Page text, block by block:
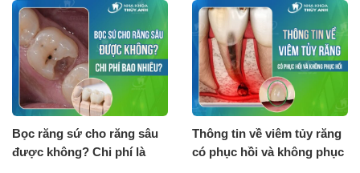
Bọc răng sứ cho răng sâu
được không? Chi phí là
Thông tin về viêm tủy răng
có phục hồi và không phục